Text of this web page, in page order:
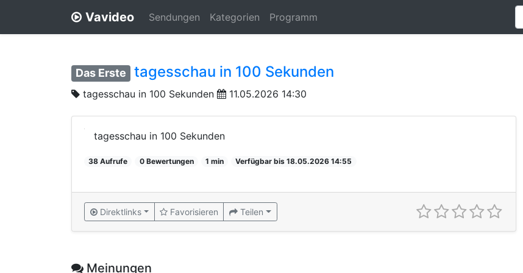
Vavideo Sendungen Kategorien Programm
Das Erste tagesschau in 100 Sekunden
tagesschau in 100 Sekunden 11.05.2026 14:30
tagesschau in 100 Sekunden
38 Aufrufe 0 Bewertungen 1 min Verfügbar bis 18.05.2026 14:55
Direktlinks Favorisieren Teilen
Meinungen